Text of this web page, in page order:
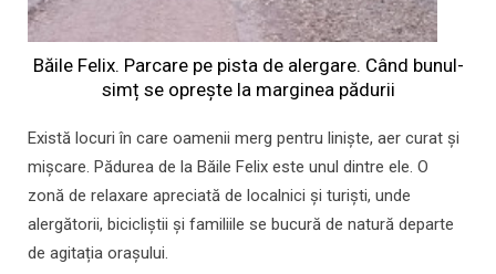
Băile Felix. Parcare pe pista de alergare. Când bunul-
simț se oprește la marginea pădurii
Există locuri în care oamenii merg pentru liniște, aer curat și
mișcare. Pădurea de la Băile Felix este unul dintre ele. O
zonă de relaxare apreciată de localnici și turiști, unde
alergătorii, bicicliștii și familiile se bucură de natură departe
de agitația orașului.